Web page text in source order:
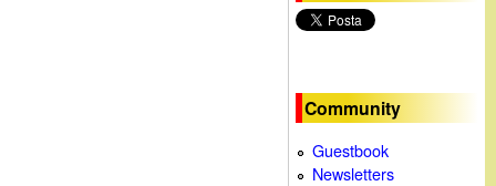
Community
Guestbook
Newsletters